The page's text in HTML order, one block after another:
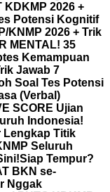
KDKMP 2026 +
Potensi Kognitif
KNMP 2026 + Trik
MENTAL! 35
Kemampuan
Jawab 7
Soal Tes Potensi
(Verbal)
SCORE Ujian
Indonesia!
Lengkap Titik
Seluruh
Siap Tempur?
BKN se-
Nggak